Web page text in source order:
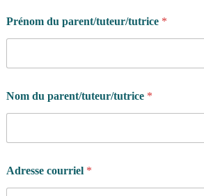
Prénom du parent/tuteur/tutrice *
Nom du parent/tuteur/tutrice *
Adresse courriel *